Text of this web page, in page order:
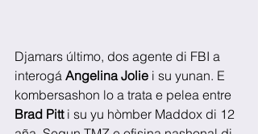
Djamars último, dos agente di FBI a
interogá Angelina Jolie i su yunan. E
kombersashon lo a trata e pelea entre
Brad Pitt i su yu hòmber Maddox di 12